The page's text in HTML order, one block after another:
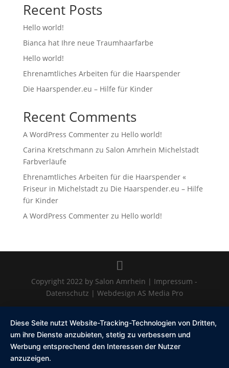
Recent Posts
Hello world!
Bianca hat Ihre neue Traumhaarfarbe
Hello world!
Ehrenamtliches Arbeiten für die Haarspender
Die Haarspender.eu – Hilfe für Kinder
Recent Comments
A WordPress Commenterzu Hello world!
Carina Kretschmann zu Salon Amrhein Michelstadt
Farbverläufe
Ehrenamtliches Arbeiten für die Haarspender «
Friseur in Michelstadtzu Die Haarspender.eu – Hilfe
für Kinder
A WordPress Commenterzu Hello world!
Copyright 2022 by Salon Amrhein | Impressum -
Datenschutz | Webdesign AS Media Pro
Diese Seite nutzt Website-Tracking-Technologien von Dritten,
um ihre Dienste anzubieten, stetig zu verbessern und
Werbung entsprechend den Interessen der Nutzer
anzuzeigen.